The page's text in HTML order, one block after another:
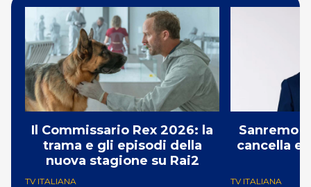
Il Commissario Rex 2026: la
trama e gli episodi della
nuova stagione su Rai2
TV ITALIANA
Sanremo
cancella e
TV ITALIANA